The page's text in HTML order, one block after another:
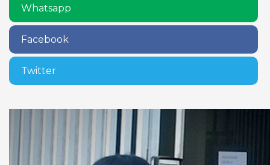
Whatsapp
Facebook
Twitter